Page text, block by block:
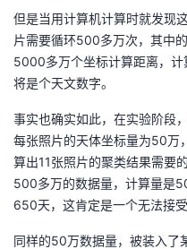
藏
但是当用计算机计算时就发现
片需要循环500多万次，其中
5000多万个坐标计算距离，
将是个天文数字。
事实也确实如此，在实验阶段
每张照片的天体坐标量为50万
算出11张照片的聚类结果需要
500多万的数据量，计算量是
650天，这肯定是一个无法接受
同样的50万数据量，被装入了